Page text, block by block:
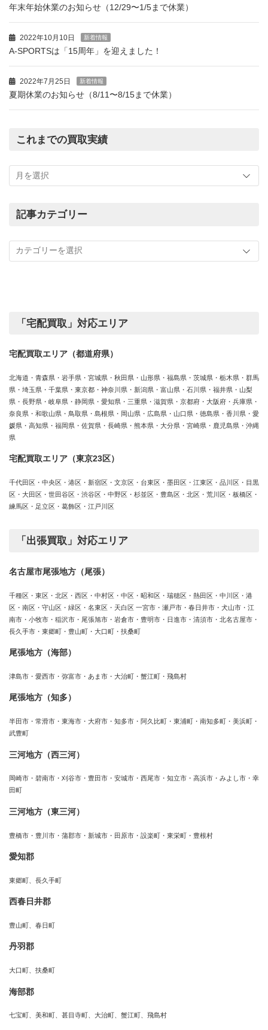
年末年始休業のお知らせ（12/29〜1/5まで休業）
2022年10月10日 新着情報
A-SPORTSは「15周年」を迎えました！
2022年7月25日 新着情報
夏期休業のお知らせ（8/11〜8/15まで休業）
これまでの買取実績
ま
の
績
記事カテゴリー
カ
「宅配買取」対応エリア
宅配買取エリア（都道府県）
北海道・青森県・岩手県・宮城県・秋田県・山形県・福島県・茨城県・栃木県・群馬
県・埼玉県・千葉県・東京都・神奈川県・新潟県・富山県・石川県・福井県・山梨
県・長野県・岐阜県・静岡県・愛知県・三重県・滋賀県・京都府・大阪府・兵庫県・
奈良県・和歌山県・鳥取県・島根県・岡山県・広島県・山口県・徳島県・香川県・愛
媛県・高知県・福岡県・佐賀県・長崎県・熊本県・大分県・宮崎県・鹿児島県・沖縄
県
宅配買取エリア（東京23区）
千代田区・中央区・港区・新宿区・文京区・台東区・墨田区・江東区・品川区・目黒
区・大田区・世田谷区・渋谷区・中野区・杉並区・豊島区・北区・荒川区・板橋区・
練馬区・足立区・葛飾区・江戸川区
「出張買取」対応エリア
名古屋市尾張地方（尾張）
千種区・東区・北区・西区・中村区・中区・昭和区・瑞穂区・熱田区・中川区・港
区・南区・守山区・緑区・名東区・天白区 一宮市・瀬戸市・春日井市・犬山市・江
南市・小牧市・稲沢市・尾張旭市・岩倉市・豊明市・日進市・清須市・北名古屋市・
長久手市・東郷町・豊山町・大口町・扶桑町
尾張地方（海部）
津島市・愛西市・弥富市・あま市・大治町・蟹江町・飛島村
尾張地方（知多）
半田市・常滑市・東海市・大府市・知多市・阿久比町・東浦町・南知多町・美浜町・
武豊町
三河地方（西三河）
岡崎市・碧南市・刈谷市・豊田市・安城市・西尾市・知立市・高浜市・みよし市・幸
田町
三河地方（東三河）
豊橋市・豊川市・蒲郡市・新城市・田原市・設楽町・東栄町・豊根村
愛知郡
東郷町、長久手町
西春日井郡
豊山町、春日町
丹羽郡
大口町、扶桑町
海部郡
七宝町、美和町、甚目寺町、大治町、蟹江町、飛島村